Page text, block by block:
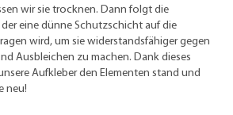
wir sie trocknen. Dann folgt die
eine dünne Schutzschicht auf die
wird, um sie widerstandsfähiger gegen
Ausbleichen zu machen. Dank dieses
Aufkleber den Elementen stand und
neu!